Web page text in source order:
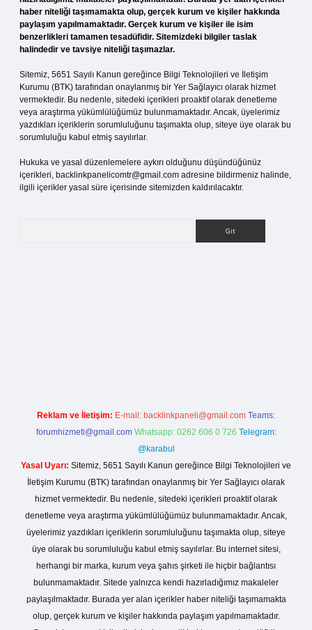
haber niteliği taşımamakta olup, gerçek kurum ve kişiler hakkında
paylaşım yapılmamaktadır. Gerçek kurum ve kişiler ile isim
benzerlikleri tamamen tesadüfidir. Sitemizdeki bilgiler taslak
halindedir ve tavsiye niteliği taşımazlar.
Sitemiz, 5651 Sayılı Kanun gereğince Bilgi Teknolojileri ve İletişim
Kurumu (BTK) tarafından onaylanmış bir Yer Sağlayıcı olarak hizmet
vermektedir. Bu nedenle, sitedeki içerikleri proaktif olarak denetleme
veya araştırma yükümlülüğümüz bulunmamaktadır. Ancak, üyelerimiz
yazdıkları içeriklerin sorumluluğunu taşımakta olup, siteye üye olarak bu
sorumluluğu kabul etmiş sayılırlar.
Hukuka ve yasal düzenlemelere aykırı olduğunu düşündüğünüz
içerikleri, backlinkpanelicomtr@gmail.com adresine bildirmeniz halinde,
ilgili içerikler yasal süre içerisinde sitemizden kaldırılacaktır.
Reklam ve İletişim: E-mail: backlinkpaneli@gmail.com Teams:
forumhizmeti@gmail.com Whatsapp: 0262 606 0 726 Telegram:
@karabul
Yasal Uyarı: Sitemiz, 5651 Sayılı Kanun gereğince Bilgi Teknolojileri ve
İletişim Kurumu (BTK) tarafından onaylanmış bir Yer Sağlayıcı olarak
hizmet vermektedir. Bu nedenle, sitedeki içerikleri proaktif olarak
denetleme veya araştırma yükümlülüğümüz bulunmamaktadır. Ancak,
üyelerimiz yazdıkları içeriklerin sorumluluğunu taşımakta olup, siteye
üye olarak bu sorumluluğu kabul etmiş sayılırlar. Bu internet sitesi,
herhangi bir marka, kurum veya şahıs şirketi ile hiçbir bağlantısı
bulunmamaktadır. Sitede yalnızca kendi hazırladığımız makaleler
paylaşılmaktadır. Burada yer alan içerikler haber niteliği taşımamakta
olup, gerçek kurum ve kişiler hakkında paylaşım yapılmamaktadır.